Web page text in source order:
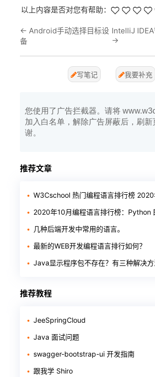
以上内容是否对您有帮助：
← Android手动选择目标设
备
IntelliJ
→
写笔记 我要补充
您使用了广告拦截器。请将
加入白名单，解除广告屏蔽后，刷新
谢。
推荐文章
W3Cschool 热门编程语言排行榜 2020年 10
2020年10月编程语言排行榜：Python 即将
几种后端开发中常用的语言。
最新的WEB开发编程语言排行如何？
Java显示程序包不存在？有三种解决方
推荐教程
JeeSpringCloud
Java 面试问题
swagger-bootstrap-ui 开发指南
跟我学 Shiro